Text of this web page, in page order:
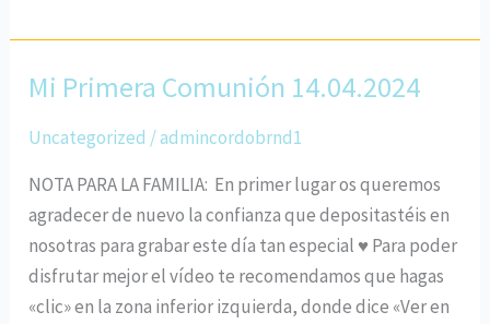
Mi Primera Comunión 14.04.2024
Uncategorized /admincordobrnd1
NOTA PARA LA FAMILIA: En primer lugar os queremos
agradecer de nuevo la confianza que depositastéis en
nosotras para grabar este día tan especial ♥ Para poder
disfrutar mejor el vídeo te recomendamos que hagas
«clic» en la zona inferior izquierda, donde dice «Ver en
Mi
Comunión
14.04.2024